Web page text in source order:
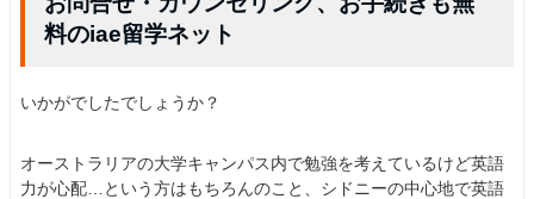
料のiae留学ネット
いかがでしたでしょうか？
オーストラリアの大学キャンパス内で勉強を考えているけど英語
力が心配…という方はもちろんのこと、シドニーの中心地で英語